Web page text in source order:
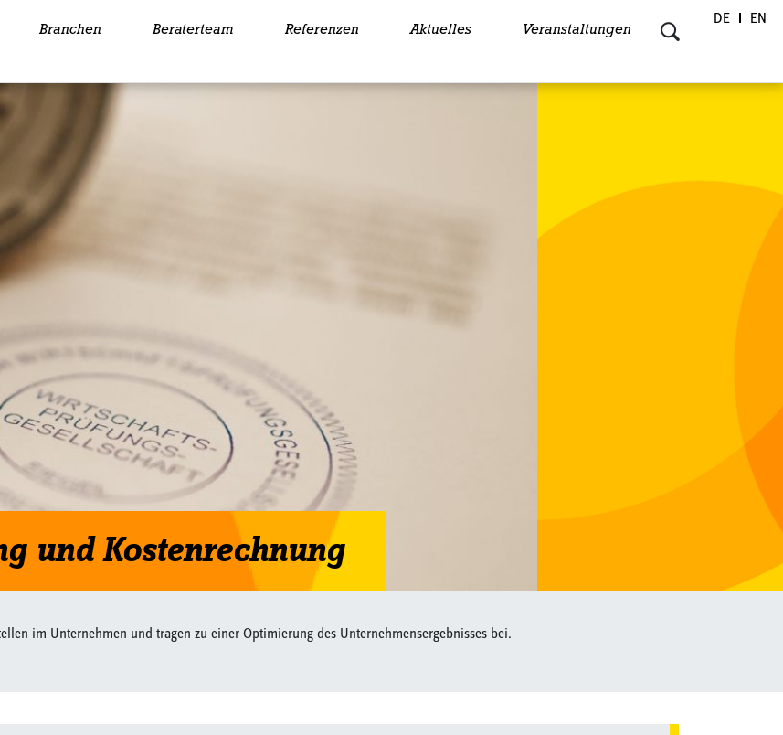
Branchen Beraterteam Referenzen Aktuelles
Veranstaltungen
DE EN
und Kostenrechnung
im Unternehmen und tragen zu einer Optimierung des Unternehmensergebnisses bei.